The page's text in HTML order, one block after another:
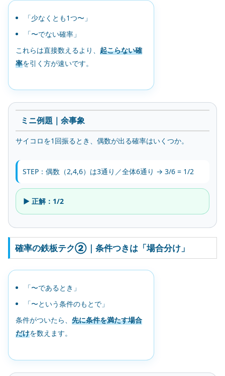
「少なくとも1つ〜」
「〜でない確率」
これらは直接数えるより、 起こらない確
率を引く方が速いです。
ミニ例題｜余事象
サイコロを1回振るとき、偶数が出る確率はいくつか。
STEP：偶数（2,4,6）は3通り／全体6通り → 3/6 = 1/2
▶ 正解：1/2
確率の鉄板テク②｜条件つきは「場合分け」
「〜であるとき」
「〜という条件のもとで」
条件がついたら、 先に条件を満たす場合
だけを数えます。